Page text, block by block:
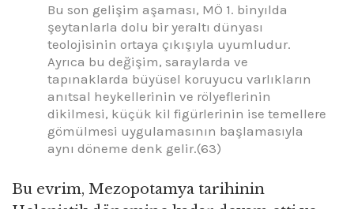
Bu son gelişim aşaması, MÖ 1. binyılda
şeytanlarla dolu bir yeraltı dünyası
teolojisinin ortaya çıkışıyla uyumludur.
Ayrıca bu değişim, saraylarda ve
tapınaklarda büyüsel koruyucu varlıkların
anıtsal heykellerinin ve rölyeflerinin
dikilmesi, küçük kil figürlerinin ise temellere
gömülmesi uygulamasının başlamasıyla
aynı döneme denk gelir.(63)
Bu evrim, Mezopotamya tarihinin